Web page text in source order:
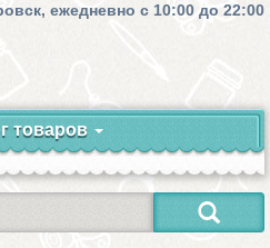
ежедневно с 10:00 до 22:00
товаров